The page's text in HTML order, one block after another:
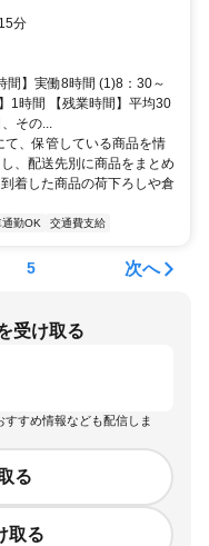
分
間】実働8時間 (1)8：30～
1時間 【残業時間】平均30
その...
、保管している商品を情
、配送先別に商品をまとめ
着した商品の荷下ろしや倉
通勤OK 交通費支給
5 次へ
受け取る
すすめ情報なども配信しま
る
取る